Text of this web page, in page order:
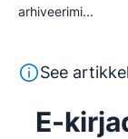
Võta ühendust
arhiveerimi...
See tekst on
See
E-